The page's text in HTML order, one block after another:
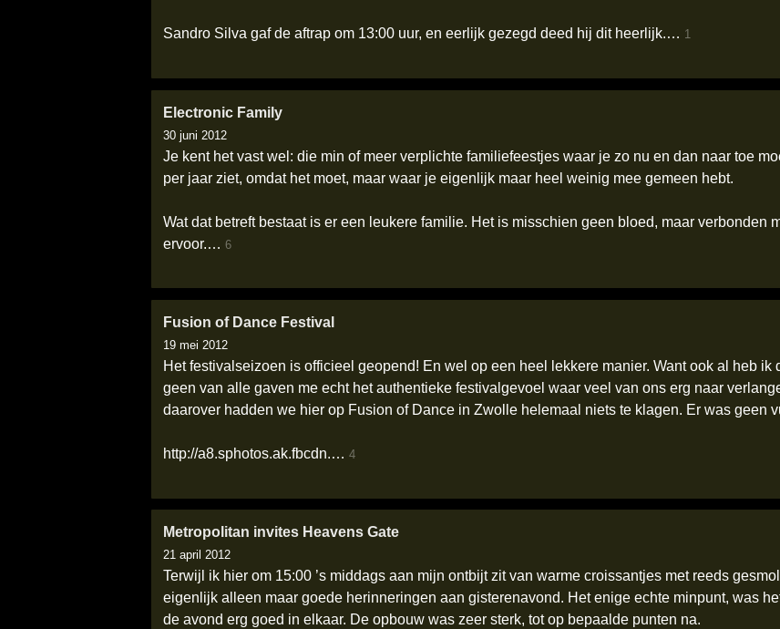
Sandro Silva gaf de aftrap om 13:00 uur, en eerlijk gezegd deed hij dit heerlijk.… 1
Electronic Family
30 juni 2012
Je kent het vast wel: die min of meer verplichte familiefeestjes waar je zo nu en dan naar toe
per jaar ziet, omdat het moet, maar waar je eigenlijk maar heel weinig mee gemeen hebt.
Wat dat betreft bestaat is er een leukere familie. Het is misschien geen bloed, maar
ervoor.… 6
Fusion of Dance Festival
19 mei 2012
Het festivalseizoen is officieel geopend! En wel op een heel lekkere manier. Want ook al heb
geen van alle gaven me echt het authentieke festivalgevoel waar veel van ons erg naar
daarover hadden we hier op Fusion of Dance in Zwolle helemaal niets te klagen. Er was geen
http://a8.sphotos.ak.fbcdn.… 4
Metropolitan invites Heavens Gate
21 april 2012
Terwijl ik hier om 15:00 ’s middags aan mijn ontbijt zit van warme croissantjes met reeds
eigenlijk alleen maar goede herinneringen aan gisterenavond. Het enige echte minpunt, was
de avond erg goed in elkaar. De opbouw was zeer sterk, tot op bepaalde punten na.